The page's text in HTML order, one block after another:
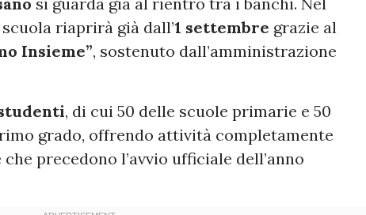
riaprirà già dall’1 settembre grazie al
Insieme”, sostenuto dall’amministrazione
, di cui 50 delle scuole primarie e 50
grado, offrendo attività completamente
precedono l’avvio ufficiale dell’anno